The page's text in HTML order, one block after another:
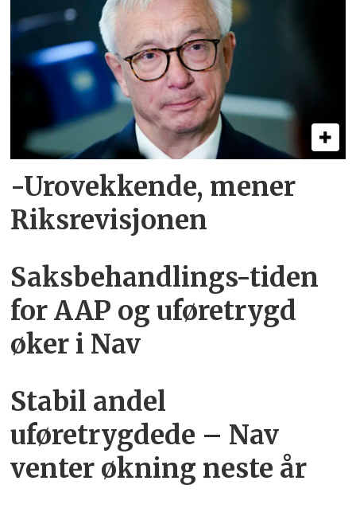
-Urovekkende, mener
Riksrevisjonen
Saksbehandlings-tiden
for AAP og uføretrygd
øker i Nav
Stabil andel
uføretrygdede – Nav
venter økning neste år